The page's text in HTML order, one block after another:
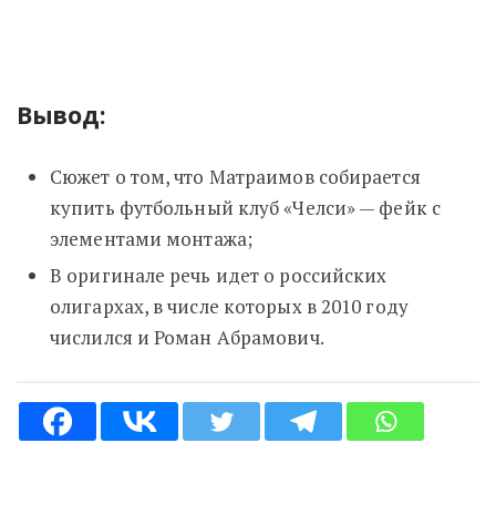
Вывод:
Сюжет о том, что Матраимов собирается
купить футбольный клуб «Челси» — фейк с
элементами монтажа;
В оригинале речь идет о российских
олигархах, в числе которых в 2010 году
числился и Роман Абрамович.